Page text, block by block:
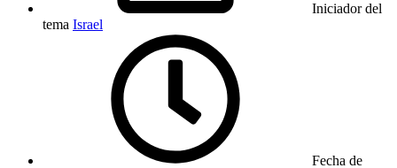
Iniciador del
tema Israel
Fecha de